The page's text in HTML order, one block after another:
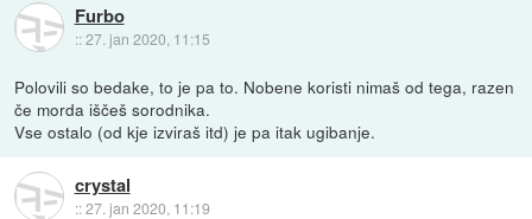
Furbo
::27. jan 2020, 11:15
Polovili so bedake, to je pa to. Nobene koristi nimaš od tega, razen
če morda iščeš sorodnika.
Vse ostalo (od kje izviraš itd) je pa itak ugibanje.
crystal
::27. jan 2020, 11:19